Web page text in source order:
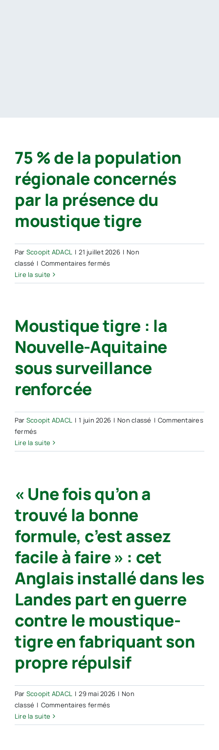
75 % de la population
régionale concernés
par la présence du
moustique tigre
Par Scoopit ADACL | 21 juillet 2026 | Non
classé | Commentaires ferméssur
de
régionale
concernés
par
la
présence
du
Lire la suite
Moustique tigre : la
Nouvelle-Aquitaine
sous surveillance
renforcée
Par Scoopit ADACL | 1 juin 2026 | Non classé | Commentaires
ferméssur
Moustique
tigre :
Aquitaine
sous
surveillance
renforcée
Lire la suite
« Une fois qu’on a
trouvé la bonne
formule, c’est assez
facile à faire » : cet
Anglais installé dans les
Landes part en guerre
contre le moustique-
tigre en fabriquant son
propre répulsif
Par Scoopit ADACL | 29 mai 2026 | Non
classé | Commentaires ferméssur
fois
Lire la suite